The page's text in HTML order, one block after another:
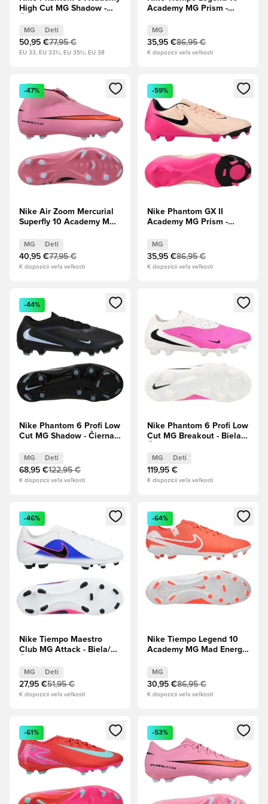
High Cut MG Shadow -
MG Deti
50,95 €77,95 €
EU 33, EU 33½, EU 35½, EU 38
Academy MG Prism -
MG
35,95 €86,95 €
K dispozícii veľa veľkostí
Otvorí modál na prihlásenie alebo registráciu ako člen
-47%
Nike Air Zoom Mercurial
Superfly 10 Academy MG
Flamingo/Čierna/Total
Crimson Deti
MG Deti
40,95 €77,95 €
K dispozícii veľa veľkostí
Otvorí modál na prihlásenie
-59%
Nike Phantom GX II
Academy MG Prism -
Čierna/Pink Blast
MG
35,95 €86,95 €
K dispozícii veľa veľkostí
Otvorí modál na prihlásenie alebo registráciu ako člen
-44%
Nike Phantom 6 Profi Low
Cut MG Shadow - Čierna/
MG Deti
68,95 €122,95 €
K dispozícii veľa veľkostí
Otvorí modál na prihlásenie
Nike Phantom 6 Profi Low
Cut MG Breakout - Biela/
MG Deti
119,95 €
K dispozícii veľa veľkostí
Otvorí modál na prihlásenie alebo registráciu ako člen
-46%
Nike Tiempo Maestro
Club MG Attack - Biela/
Blast Deti
MG Deti
27,95 €51,95 €
K dispozícii veľa veľkostí
Otvorí modál na prihlásenie
-64%
Nike Tiempo Legend 10
Academy MG Mad Energy
MG
30,95 €86,95 €
K dispozícii veľa veľkostí
Otvorí modál na prihlásenie alebo registráciu ako člen
-61%
Otvorí modál na prihlásenie
-53%